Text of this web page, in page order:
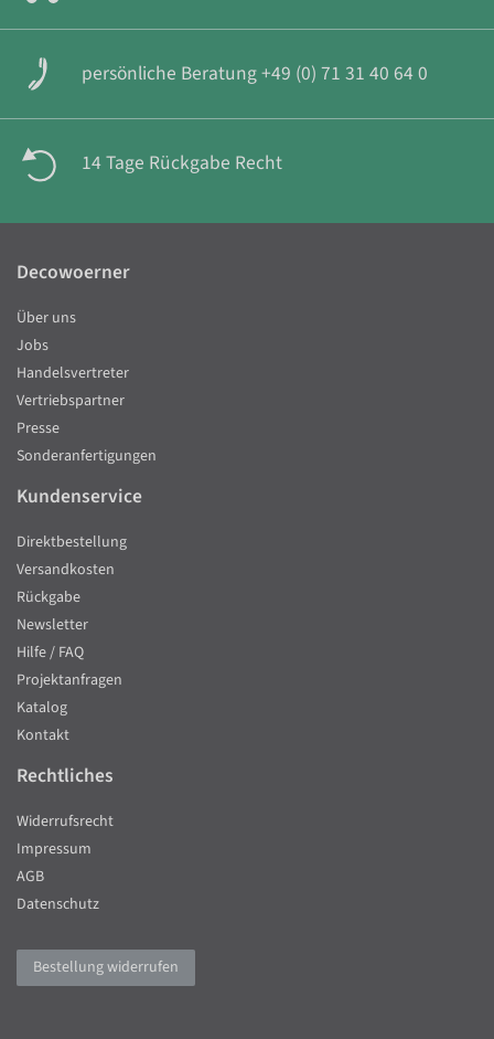
persönliche Beratung +49 (0) 71 31 40 64 0
14 Tage Rückgabe Recht
Decowoerner
Über uns
Jobs
Handelsvertreter
Vertriebspartner
Presse
Sonderanfertigungen
Kundenservice
Direktbestellung
Versandkosten
Rückgabe
Newsletter
Hilfe / FAQ
Projektanfragen
Katalog
Kontakt
Rechtliches
Widerrufsrecht
Impressum
AGB
Datenschutz
Bestellung widerrufen